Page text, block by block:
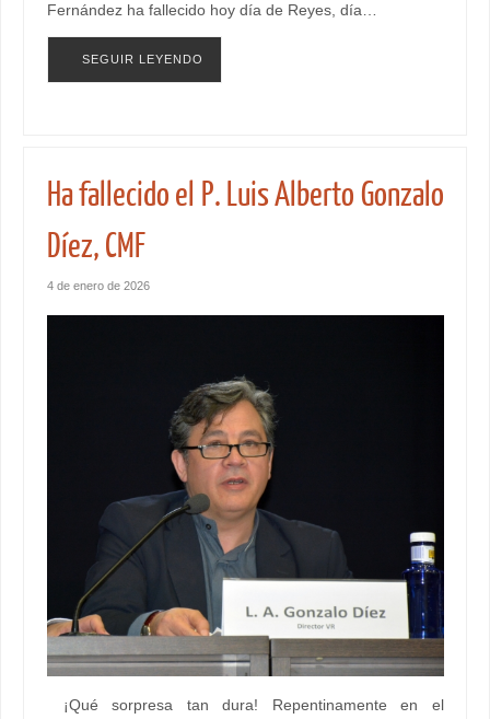
Fernández ha fallecido hoy día de Reyes, día…
SEGUIR LEYENDO
Ha fallecido el P. Luis Alberto Gonzalo
Díez, CMF
4 de enero de 2026
¡Qué sorpresa tan dura! Repentinamente en el